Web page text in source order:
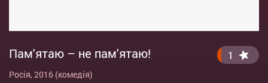
Пам'ятаю – не пам'ятаю!
Росія, 2016 (комедія)
1